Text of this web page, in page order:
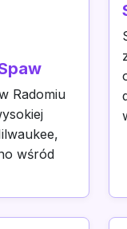
Radomiu
wśród